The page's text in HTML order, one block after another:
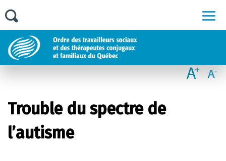
Trouble du spectre de
l’autisme